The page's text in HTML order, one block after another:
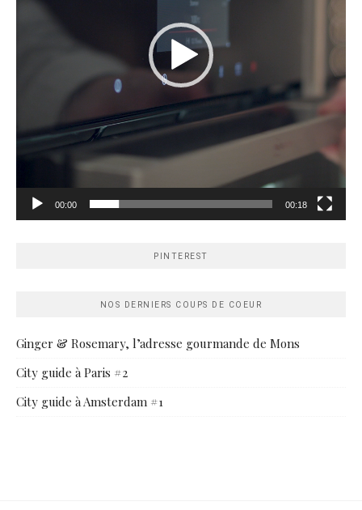
00:00 00:18
PINTEREST
NOS DERNIERS COUPS DE COEUR
Ginger & Rosemary, l’adresse gourmande de Mons
City guide à Paris #2
City guide à Amsterdam #1